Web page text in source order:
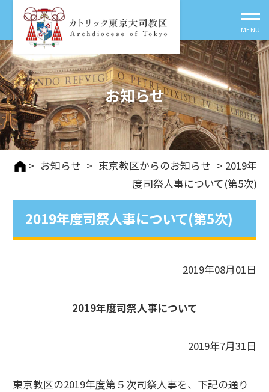
お知らせ
> お知らせ > 東京教区からのお知らせ > 2019年
度司祭人事について(第5次)
2019年度司祭人事について(第5次)
2019年08月01日
2019年度司祭人事について
2019年7月31日
東京教区の2019年度第５次司祭人事を、下記の通り